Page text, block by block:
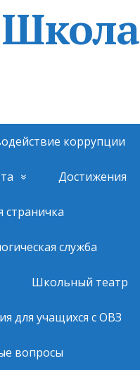
коррупции
Достижения
страничка
служба
Школьный театр
для учащихся с ОВЗ
вопросы